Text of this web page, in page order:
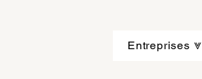
Entreprises ⩔